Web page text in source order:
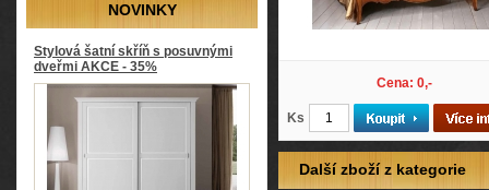
NOVINKY
Stylová šatní skříň s posuvnými
dveřmi AKCE - 35%
Cena: 0,-
Ks
Další zboží z kategorie